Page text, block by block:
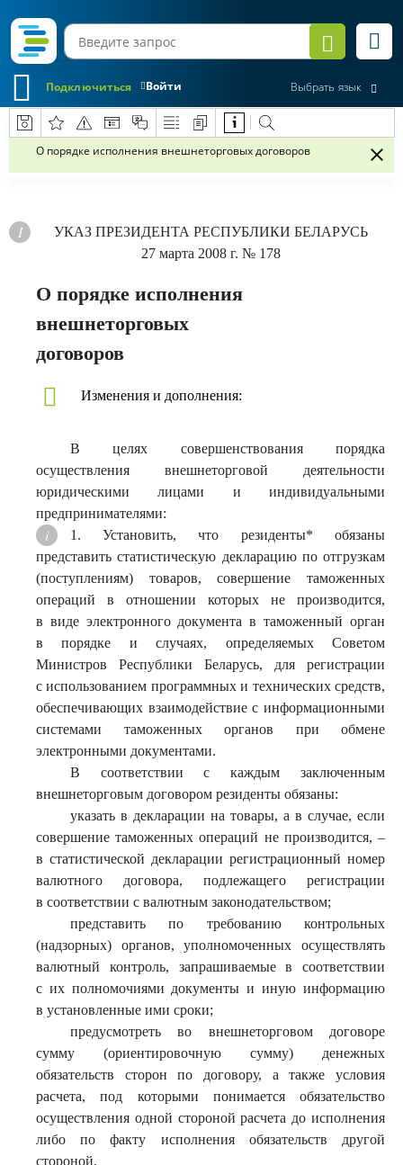
Войти
Подключиться Выбрать язык
О порядке исполнения внешнеторговых договоров
УКАЗ ПРЕЗИДЕНТА РЕСПУБЛИКИ БЕЛАРУСЬ
27 марта 2008 г. № 178
О порядке исполнения
внешнеторговых
договоров
Изменения и дополнения:
В целях совершенствования порядка
осуществления внешнеторговой деятельности
юридическими лицами и индивидуальными
предпринимателями:
1. Установить, что резиденты* обязаны
представить статистическую декларацию по отгрузкам
(поступлениям) товаров, совершение таможенных
операций в отношении которых не производится,
в виде электронного документа в таможенный орган
в порядке и случаях, определяемых Советом
Министров Республики Беларусь, для регистрации
с использованием программных и технических средств,
обеспечивающих взаимодействие с информационными
системами таможенных органов при обмене
электронными документами.
В соответствии с каждым заключенным
внешнеторговым договором резиденты обязаны:
указать в декларации на товары, а в случае, если
совершение таможенных операций не производится, –
в статистической декларации регистрационный номер
валютного договора, подлежащего регистрации
в соответствии с валютным законодательством;
представить по требованию контрольных
(надзорных) органов, уполномоченных осуществлять
валютный контроль, запрашиваемые в соответствии
с их полномочиями документы и иную информацию
в установленные ими сроки;
предусмотреть во внешнеторговом договоре
сумму (ориентировочную сумму) денежных
обязательств сторон по договору, а также условия
расчета, под которыми понимается обязательство
осуществления одной стороной расчета до исполнения
либо по факту исполнения обязательств другой
стороной.